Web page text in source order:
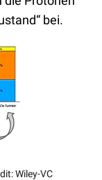
bei.
Wiley-VC